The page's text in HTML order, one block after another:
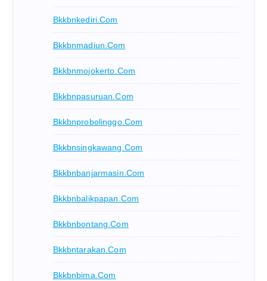
Bkkbnkediri.com
Bkkbnmadiun.com
Bkkbnmojokerto.com
Bkkbnpasuruan.com
Bkkbnprobolinggo.com
Bkkbnsingkawang.com
Bkkbnbanjarmasin.com
Bkkbnbalikpapan.com
Bkkbnbontang.com
Bkkbntarakan.com
Bkkbnbima.com